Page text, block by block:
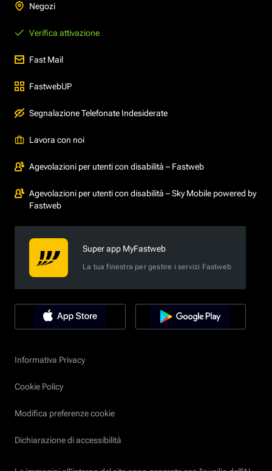
Negozi
Verifica attivazione
Fast Mail
FastwebUP
Segnalazione Telefonate Indesiderate
Lavora con noi
Agevolazioni per utenti con disabilità – Fastweb
Agevolazioni per utenti con disabilità – Sky Mobile powered by
Fastweb
Super app MyFastweb
La tua finestra per gestire i servizi Fastweb
Informativa Privacy
Cookie Policy
Modifica preferenze cookie
Dichiarazione di accessibilità